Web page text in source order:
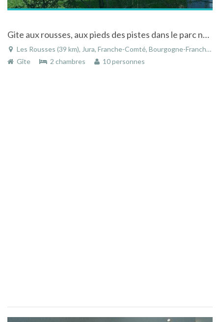
Gite aux rousses, aux pieds des pistes dans le parc naturel du Haut-Jura
Les Rousses (39 km), Jura, Franche-Comté, Bourgogne-Franche-Comté, France
Gîte
2 chambres 10 personnes